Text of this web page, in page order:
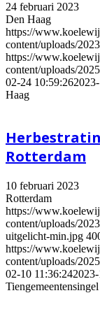
24 februari 2023
Den Haag
https://
content/uploads/
https://
content/uploads/
02-24 10:59:26
Haag
Rotterdam
10 februari 2023
Rotterdam
https://
content/uploads/
uitgelicht-min.jpg
https://
content/uploads/
02-10 11:36:24